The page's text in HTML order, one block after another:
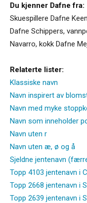
Du kjenner Dafne fra:
Skuespillere Dafne
Dafne Schippers,
Navarro, kokk Dafne
Relaterte lister:
Klassiske navn
Navn inspirert av
Navn med myke
Navn som inneholder
Navn uten r
Navn uten æ, ø og å
Sjeldne jentenavn
Topp 4103 jentenavn i
Topp 2668 jentenavn i
Topp 2639 jentenavn i